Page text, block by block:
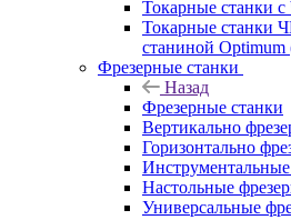
Токарные станки
Токарные станки
станиной Optimum
Фрезерные станки
Назад
Фрезерные станки
Вертикально
Горизонтально
Настольные
Универсальные